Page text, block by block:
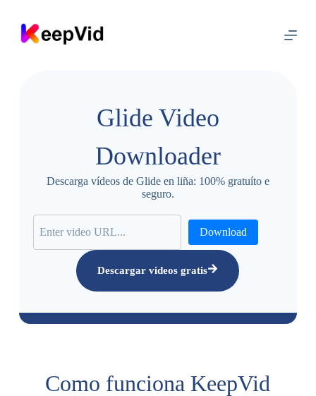
Glide Video
Downloader
Descarga vídeos de Glide en liña: 100% gratuíto e
seguro.
Download
Descargar videos gratis
Como funciona KeepVid